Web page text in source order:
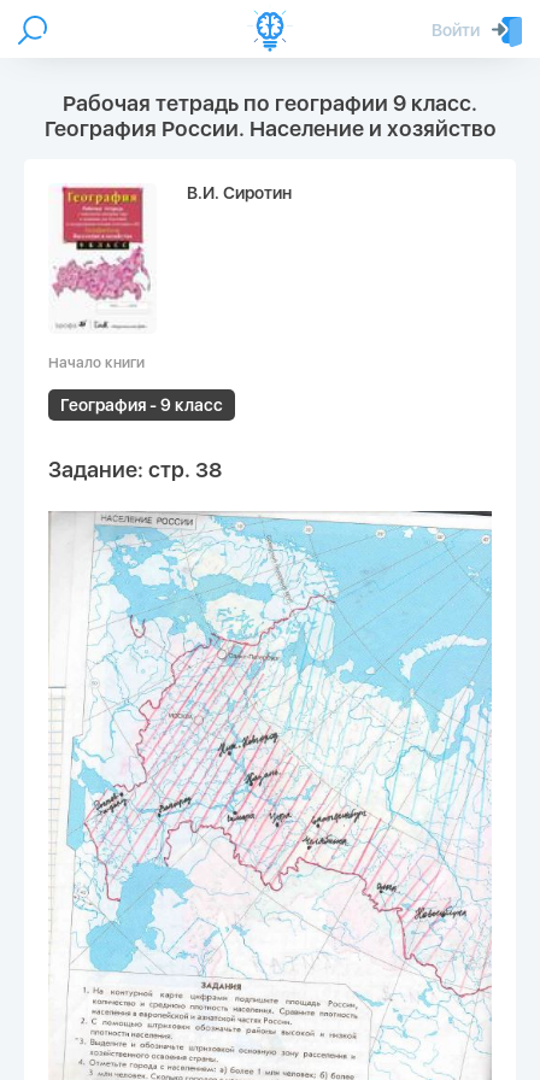
Войти
Рабочая тетрадь по географии 9 класс.
География России. Население и хозяйство
В.И. Сиротин
Начало книги
География - 9 класс
Задание: стр. 38